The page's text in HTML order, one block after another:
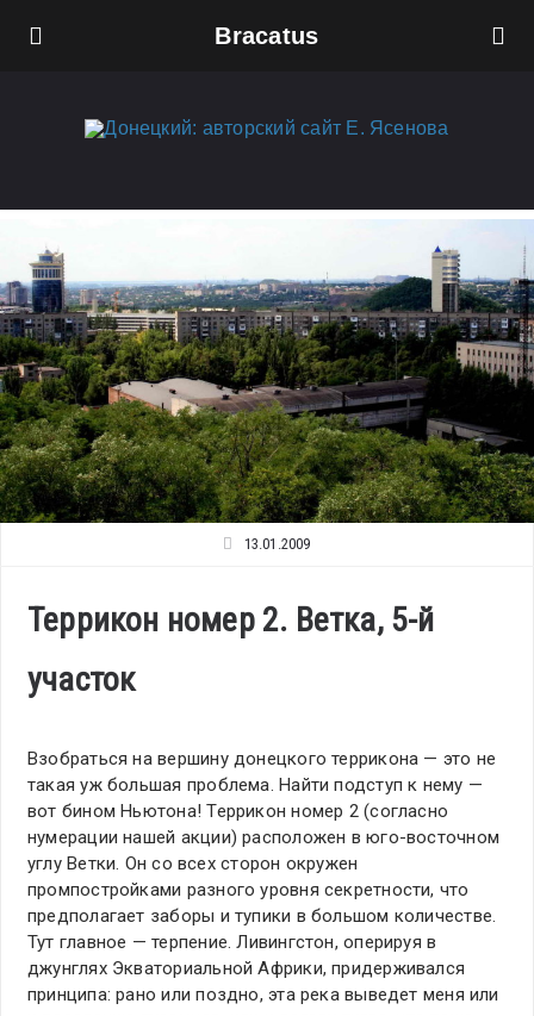
Bracatus
13.01.2009
Террикон номер 2. Ветка, 5-й
участок
Взобраться на вершину донецкого террикона — это не
такая уж большая проблема. Найти подступ к нему —
вот бином Ньютона! Террикон номер 2 (согласно
нумерации нашей акции) расположен в юго-восточном
углу Ветки. Он со всех сторон окружен
промпостройками разного уровня секретности, что
предполагает заборы и тупики в большом количестве.
Тут главное — терпение. Ливингстон, оперируя в
джунглях Экваториальной Африки, придерживался
принципа: рано или поздно, эта река выведет меня или